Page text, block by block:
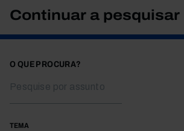
Continuar a pesquisar
O QUE PROCURA?
TEMA